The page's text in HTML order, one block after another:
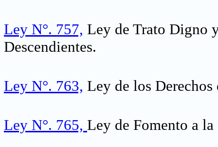
Ley N°. 757, Ley de Trato Digno
Descendientes.
Ley N°. 763, Ley de los Derechos
Ley N°. 765, Ley de Fomento a